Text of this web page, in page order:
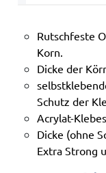
Rutschfeste
Korn.
Dicke der
Schutz der
Acrylat-
Dicke (ohne
Extra Strong